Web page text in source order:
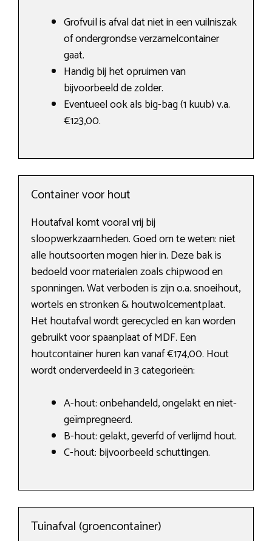
Grofvuil is afval dat niet in een vuilniszak
of ondergrondse verzamelcontainer
gaat.
Handig bij het opruimen van
bijvoorbeeld de zolder.
Eventueel ook als big-bag (1 kuub) v.a.
€123,00.
Container voor hout
Houtafval komt vooral vrij bij
sloopwerkzaamheden. Goed om te weten: niet
alle houtsoorten mogen hier in. Deze bak is
bedoeld voor materialen zoals chipwood en
sponningen. Wat verboden is zijn o.a. snoeihout,
wortels en stronken & houtwolcementplaat.
Het houtafval wordt gerecycled en kan worden
gebruikt voor spaanplaat of MDF. Een
houtcontainer huren kan vanaf €174,00. Hout
wordt onderverdeeld in 3 categorieën:
A-hout: onbehandeld, ongelakt en niet-
geïmpregneerd.
B-hout: gelakt, geverfd of verlijmd hout.
C-hout: bijvoorbeeld schuttingen.
Tuinafval (groencontainer)